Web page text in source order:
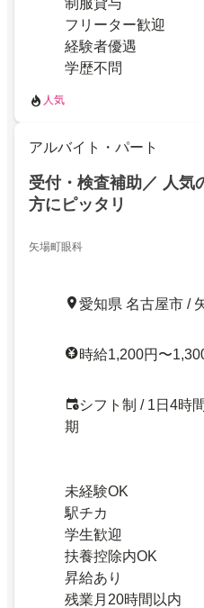
フリーター歓迎
経験者優遇
学歴不問
人気
アルバイト・パート
受付・検査補助／ 人気
方にピッタリ
矢場町眼科
愛知県 名古屋市 /
時給1,200円〜
シフト制 / 1日4時
期
未経験OK
駅チカ
学生歓迎
扶養控除内OK
昇給あり
残業月20時間以内